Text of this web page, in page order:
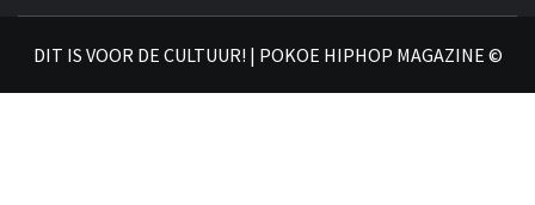
DIT IS VOOR DE CULTUUR! | POKOE HIPHOP MAGAZINE ©